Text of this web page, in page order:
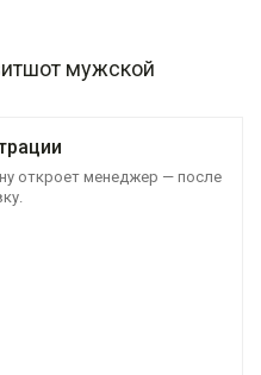
мужской
откроет менеджер — после